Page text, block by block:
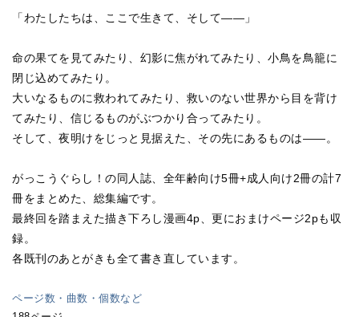
「わたしたちは、ここで生きて、そして――」
命の果てを見てみたり、幻影に焦がれてみたり、小鳥を鳥籠に
閉じ込めてみたり。
大いなるものに救われてみたり、救いのない世界から目を背け
てみたり、信じるものがぶつかり合ってみたり。
そして、夜明けをじっと見据えた、その先にあるものは――。
がっこうぐらし！の同人誌、全年齢向け5冊+成人向け2冊の計7
冊をまとめた、総集編です。
最終回を踏まえた描き下ろし漫画4p、更におまけページ2pも収
録。
各既刊のあとがきも全て書き直しています。
ページ数・曲数・個数など